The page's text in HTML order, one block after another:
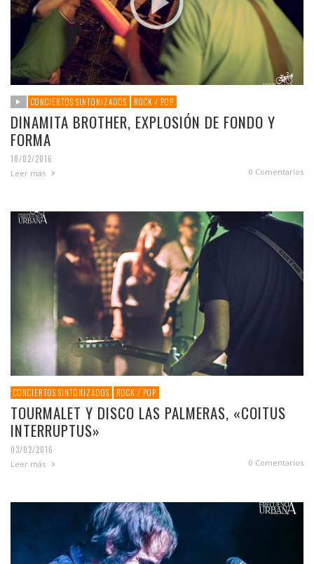
CONCIERTOS SINTONIZADOS ROCK / POP
DINAMITA BROTHER, EXPLOSIÓN DE FONDO Y
FORMA
18/02/2016
Leer más 0 Comentarios
CONCIERTOS SINTONIZADOS ROCK / POP
TOURMALET Y DISCO LAS PALMERAS, «COITUS
INTERRUPTUS»
03/02/2016
Leer más 0 Comentarios